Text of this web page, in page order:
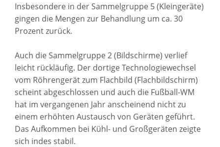
Insbesondere in der Sammelgruppe 5 (Kleingeräte)
gingen die Mengen zur Behandlung um ca. 30
Prozent zurück.
Auch die Sammelgruppe 2 (Bildschirme) verlief
leicht rückläufig. Der dortige Technologiewechsel
vom Röhrengerät zum Flachbild (Flachbildschirm)
scheint abgeschlossen und auch die Fußball-WM
hat im vergangenen Jahr anscheinend nicht zu
einem erhöhten Austausch von Geräten geführt.
Das Aufkommen bei Kühl- und Großgeräten zeigte
sich indes stabil.